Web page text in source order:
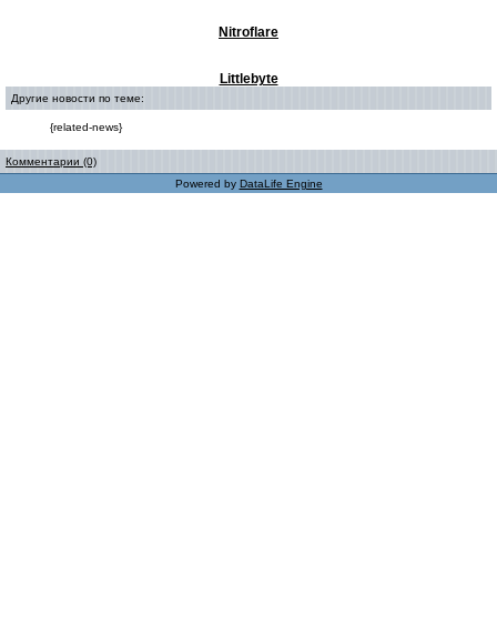
Nitroflare
Littlebyte
Другие новости по теме:
{related-news}
Комментарии (0)
Powered by DataLife Engine